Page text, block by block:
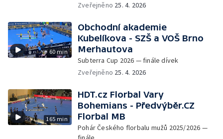
Zveřejněno 25. 4. 2026
60 min
Obchodní akademie
Kubelíkova - SZŠ a VOŠ Brno
Merhautova
Subterra Cup 2026 — finále dívek
Zveřejněno 25. 4. 2026
165 min
HDT.cz Florbal Vary
Bohemians - Předvýběr.CZ
Florbal MB
Pohár Českého florbalu mužů 2025/2026 —